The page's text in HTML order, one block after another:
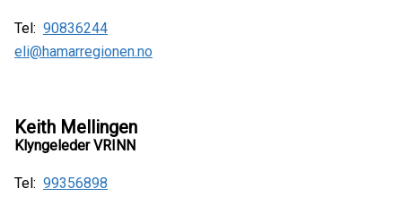
Tel: 90836244
eli@hamarregionen.no
Keith Mellingen
Klyngeleder VRINN
Tel: 99356898